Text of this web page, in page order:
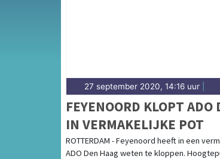
27 september 2020, 14:16 uur
FEYENOORD KLOPT ADO
IN VERMAKELIJKE POT
ROTTERDAM - Feyenoord heeft in een
ADO Den Haag weten te kloppen.